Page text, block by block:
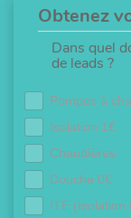
Obtenez
Dans quel
de leads ?
Pompes à
Isolation 1€
Chaudières
Douche 0€
ITE (Isolation